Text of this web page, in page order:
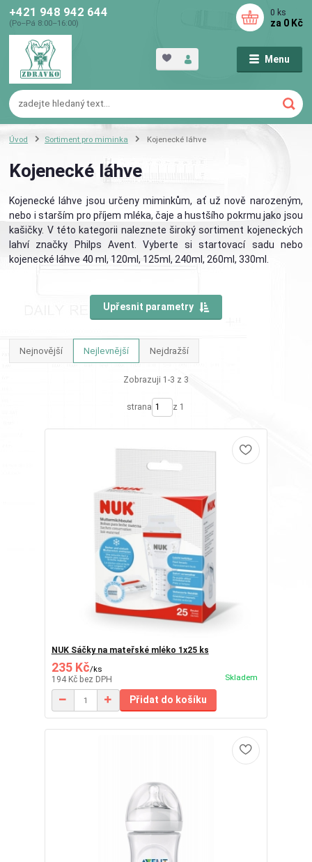
Menu
+421 948 942 644
(Po–Pá 8:00–16:00)
0 ks
za 0 Kč
Úvod Sortiment pro miminka Kojenecké láhve
Kojenecké láhve
Kojenecké láhve jsou určeny miminkům, ať už nově narozeným,
nebo i starším pro příjem mléka, čaje a hustšího pokrmu jako jsou
kašičky. V této kategorii naleznete široký sortiment kojeneckých
lahví značky Philps Avent. Vyberte si startovací sadu nebo
kojenecké láhve 40 ml, 120ml, 125ml, 240ml, 260ml, 330ml.
Upřesnit parametry
Nejnovější Nejlevnější Nejdražší
Zobrazuji 1-3 z 3
strana z 1
NUK Sáčky na mateřské mléko 1x25 ks
235 Kč/ks
194 Kč bez DPH Skladem
Přidat do košíku